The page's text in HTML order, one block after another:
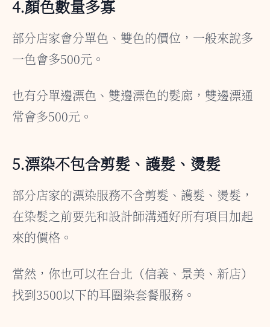
4.顏色數量多寡
部分店家會分單色、雙色的價位，一般來說多
一色會多500元。
也有分單邊漂色、雙邊漂色的髮廊，雙邊漂通
常會多500元。
5.漂染不包含剪髮、護髮、燙髮
部分店家的漂染服務不含剪髮、護髮、燙髮，
在染髮之前要先和設計師溝通好所有項目加起
來的價格。
當然，你也可以在台北（信義、景美、新店）
找到3500以下的耳圈染套餐服務。